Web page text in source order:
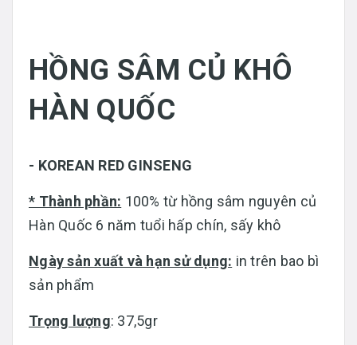
HỒNG SÂM CỦ KHÔ
HÀN QUỐC
- KOREAN RED GINSENG
* Thành phần: 100% từ hồng sâm nguyên củ
Hàn Quốc 6 năm tuổi hấp chín, sấy khô
Ngày sản xuất và hạn sử dụng: in trên bao bì
sản phẩm
Trọng lượng: 37,5gr